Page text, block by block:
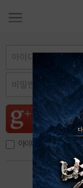
아이디, 이메일 저장
아